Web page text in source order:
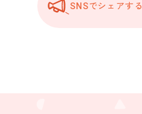
SNSでシェアする